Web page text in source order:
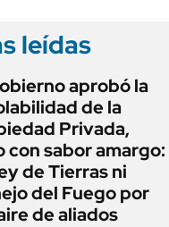
leídas
aprobó la
de la
Privada,
con sabor amargo:
de Tierras ni
del Fuego por
de aliados